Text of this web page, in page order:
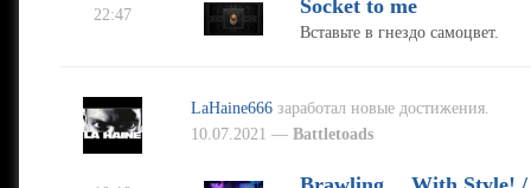
22:47 Socket to me
Вставьте в гнездо самоцвет.
LaHaine666 заработал новые достижения.
10.07.2021 —Battletoads